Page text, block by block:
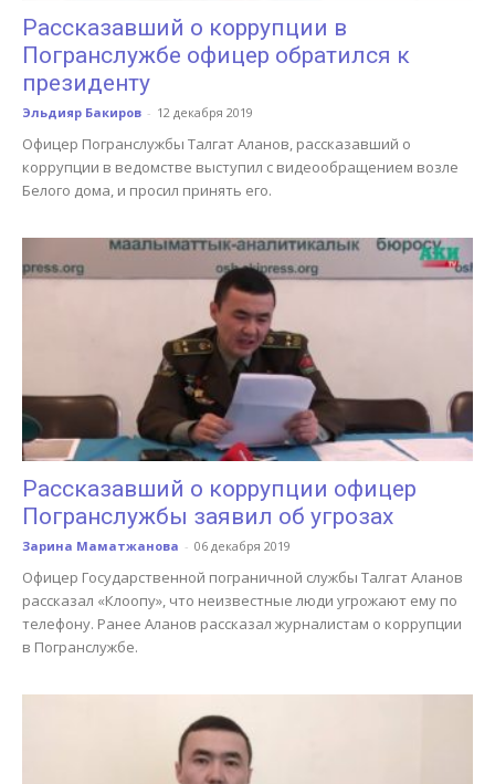
Рассказавший о коррупции в
Погранслужбе офицер обратился к
президенту
Эльдияр Бакиров - 12 декабря 2019
Офицер Погранслужбы Талгат Аланов, рассказавший о
коррупции в ведомстве выступил с видеообращением возле
Белого дома, и просил принять его.
Рассказавший о коррупции офицер
Погранслужбы заявил об угрозах
Зарина Маматжанова - 06 декабря 2019
Офицер Государственной пограничной службы Талгат Аланов
рассказал «Клоопу», что неизвестные люди угрожают ему по
телефону. Ранее Аланов рассказал журналистам о коррупции
в Погранслужбе.